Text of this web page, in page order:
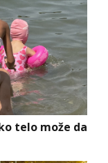
telo može da